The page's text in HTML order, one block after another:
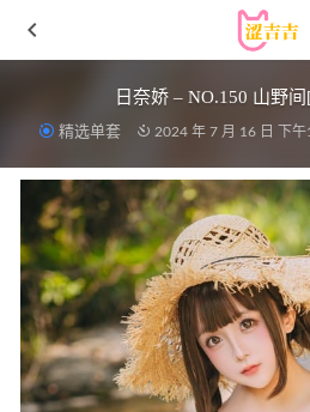
日奈娇 – NO.150 山野
精选单套 2024 年 7 月 16 日 下午
[Xiuren秀人网]2024.03.18
2024-10-08
金桔万岁 – 风纪委员[55P-176MB]